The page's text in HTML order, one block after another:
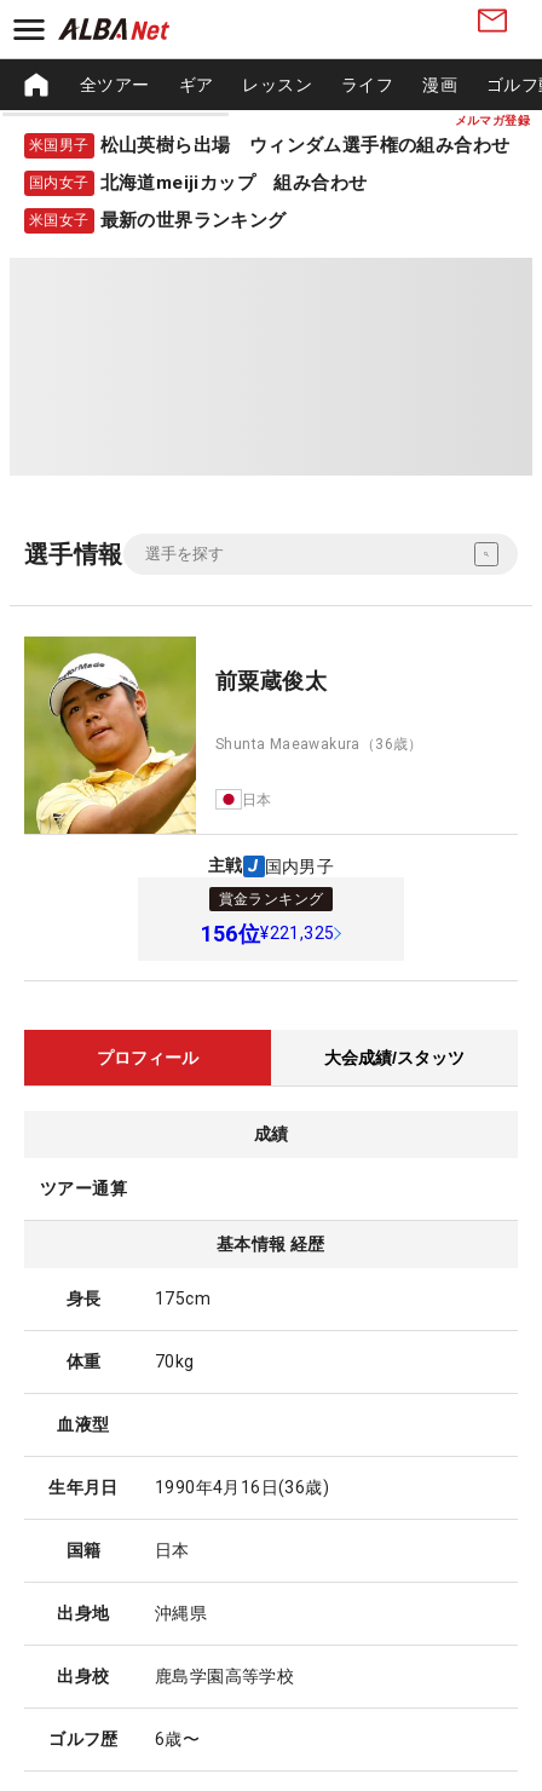
メルマガ登録
全ツアー ギア レッスン ライフ 漫画 ゴル
米国男子 松山英樹ら出場 ウィンダム選手権の組み合わせ
国内女子 北海道meijiカップ 組み合わせ
米国女子 最新の世界ランキング
選手情報
前粟蔵俊太
Shunta Maeawakura （36歳）
日本
主戦 国内男子
賞金ランキング
156位¥221,325
プロフィール 大会成績/スタッツ
成績
ツアー通算
基本情報 経歴
身長 175cm
体重 70kg
血液型
生年月日 1990年4月16日(36歳)
国籍 日本
出身地 沖縄県
出身校 鹿島学園高等学校
ゴルフ歴 6歳〜